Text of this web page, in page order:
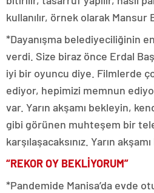
kullanılır, örnek olarak Mansur
*Dayanışma belediyeciliğinin
verdi. Size biraz önce Erdal
iyi bir oyuncu diye. Filmlerde
ediyor, hepimizi memnun
var. Yarın akşamı bekleyin,
gibi görünen muhteşem bir
karşılaşacaksınız. Yarın
“REKOR OY BEKLİYORUM”
*Pandemide Manisa’da evde